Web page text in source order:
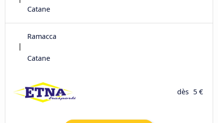
Catane
Ramacca
Catane
dès 5 €